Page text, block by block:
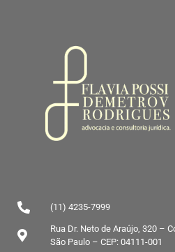
(11) 4235-7999
Rua Dr. Neto de Araújo, 320 –
São Paulo – CEP: 04111-001